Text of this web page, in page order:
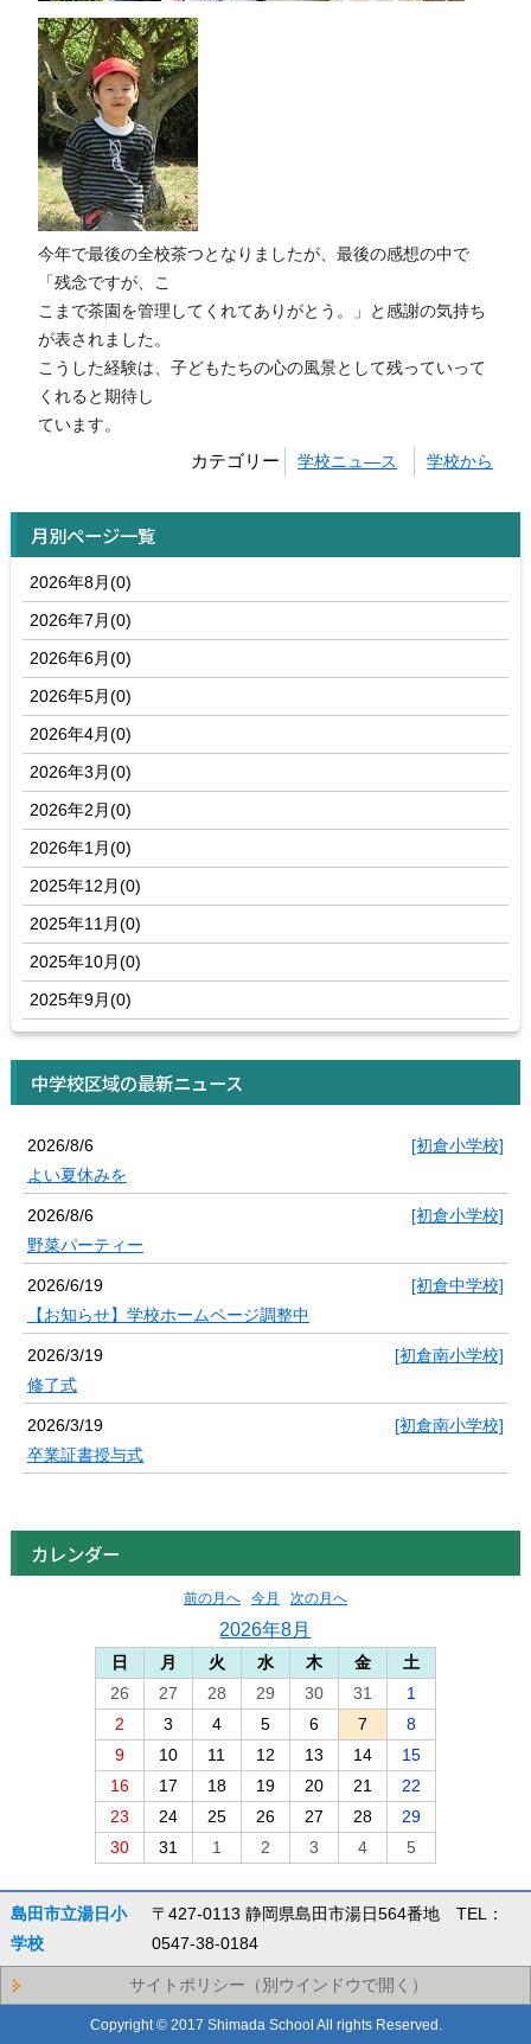
今年で最後の全校茶つとなりましたが、最後の感想の中で
「残念ですが、こ
こまで茶園を管理してくれてありがとう。」と感謝の気持ち
が表されました。
こうした経験は、子どもたちの心の風景として残っていって
くれると期待し
ています。
カテゴリー 学校ニュ―ス 学校から
月別ページ一覧
2026年8月(0)
2026年7月(0)
2026年6月(0)
2026年5月(0)
2026年4月(0)
2026年3月(0)
2026年2月(0)
2026年1月(0)
2025年12月(0)
2025年11月(0)
2025年10月(0)
2025年9月(0)
中学校区域の最新ニュース
2026/8/6
[初倉小学校]
よい夏休みを
2026/8/6
[初倉小学校]
野菜パーティー
2026/6/19
[初倉中学校]
【お知らせ】学校ホームページ調整中
2026/3/19
[初倉南小学校]
修了式
2026/3/19
[初倉南小学校]
卒業証書授与式
カレンダー
前の月へ 今月 次の月へ
2026年8月
日 月 火 水 木 金
土
26
27 28 29 30 31
1
2
3 4 5 6 7
8
9
10 11 12 13 14
15
16
17 18 19 20 21
22
23
24 25 26 27 28
29
30
31 1 2 3 4 5
島田市立湯日小
学校
〒427-0113 静岡県島田市湯日564番地 TEL：
0547-38-0184
サイトポリシー（別ウインドウで開く）
Copyright © 2017 Shimada School All rights Reserved.